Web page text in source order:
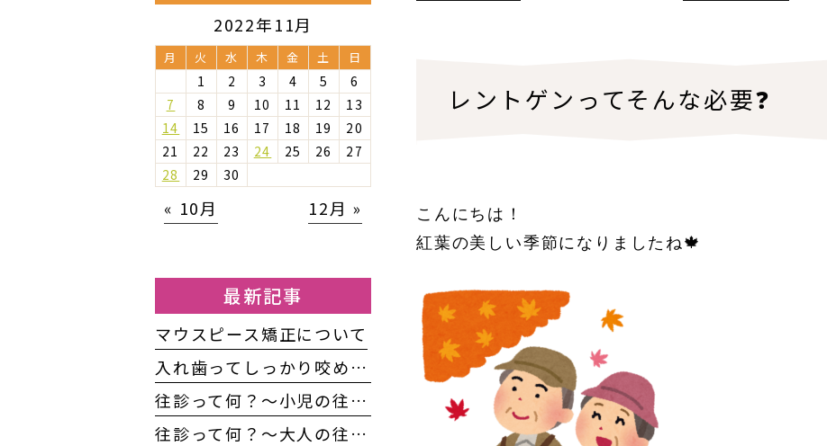
レントゲンってそんな必要❓
こんにちは！
紅葉の美しい季節になりましたね🍁
2022年11月
月 火 水 木 金 土 日
1 2 3 4 5
6
7
8 9 10 11 12
13
14
15 16 17 18 19
20
21
22 23 24 25 26
27
28
29 30
« 10月 12月 »
最新記事
マウスピース矯正について
入れ歯ってしっかり咬めるの？
往診って何？〜小児の往診編〜
往診って何？～大人の往診編～